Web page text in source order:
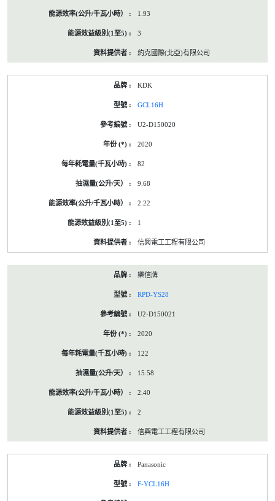
1.93
3
約克國際(北亞)有限公司
KDK
GCL16H
U2-D150020
2020
82
9.68
2.22
1
信興電工工程有限公司
樂信牌
RPD-YS28
U2-D150021
2020
122
15.58
2.40
2
信興電工工程有限公司
Panasonic
F-YCL16H